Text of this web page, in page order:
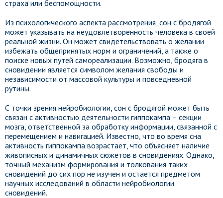
страха или беспомощности.
Из психологического аспекта рассмотрения, сон с бродягой
может указывать на неудовлетворенность человека в своей
реальной жизни. Он может свидетельствовать о желании
избежать общепринятых норм и ограничений, а также о
поиске новых путей самореализации. Возможно, бродяга в
сновидении является символом желания свободы и
независимости от массовой культуры и повседневной
рутины.
С точки зрения нейробиологии, сон с бродягой может быть
связан с активностью деятельности гиппокампа – секции
мозга, ответственной за обработку информации, связанной с
перемещением и навигацией. Известно, что во время сна
активность гиппокампа возрастает, что объясняет наличие
живописных и динамичных сюжетов в сновидениях. Однако,
точный механизм формирования и толкования таких
сновидений до сих пор не изучен и остается предметом
научных исследований в области нейробиологии
сновидений.